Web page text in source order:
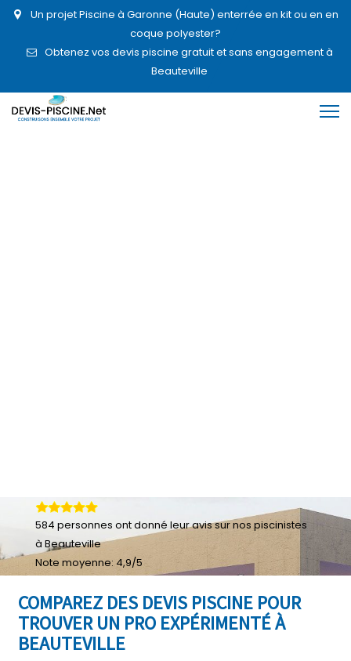
Un projet Piscine à Garonne (Haute) enterrée en kit ou en en
coque polyester?
Obtenez vos devis piscine gratuit et sans engagement à
Beauteville
COMPAREZ DES DEVIS PISCINE POUR
TROUVER UN PRO EXPÉRIMENTÉ À
BEAUTEVILLE
584 personnes ont donné leuravis sur nos piscinistes
à Beauteville
Note moyenne: 4,9/5